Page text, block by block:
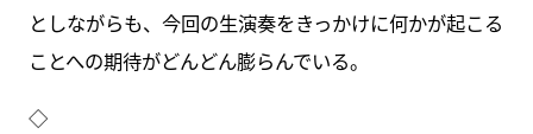
としながらも、今回の生演奏をきっかけに何かが起こる
ことへの期待がどんどん膨らんでいる。
◇